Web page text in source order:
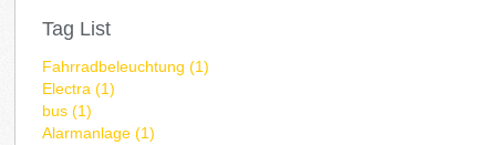
Tag List
Fahrradbeleuchtung (1)
Electra (1)
bus (1)
Alarmanlage (1)